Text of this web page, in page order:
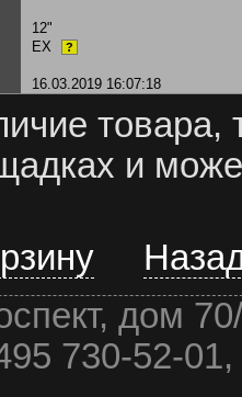
12"
EX ?
16.03.2019 16:07:18
товара,
и
дом
730-52-